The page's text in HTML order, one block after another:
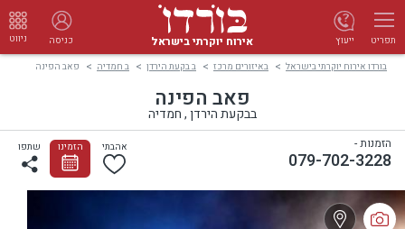
תפריט אירוח יוקרתי בישראל כניסה ניווט ייעוץ
בורדו אירוח יוקרתי בישראל באיזורים מרכז ב בקעת הירדן ב חמדיה פאב הפינה
פאב הפינה
בבקעת הירדן , חמדיה
שתפו אהבתי הזמינו
079-702-3228‏
הזמנות -